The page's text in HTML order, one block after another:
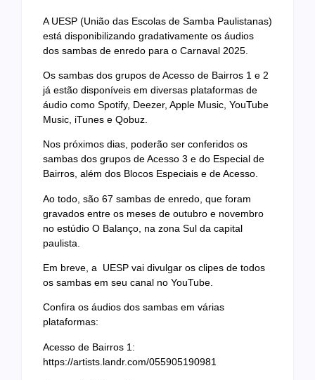
A UESP (União das Escolas de Samba Paulistanas)
está disponibilizando gradativamente os áudios
dos sambas de enredo para o Carnaval 2025.
Os sambas dos grupos de Acesso de Bairros 1 e 2
já estão disponíveis em diversas plataformas de
áudio como Spotify, Deezer, Apple Music, YouTube
Music, iTunes e Qobuz.
Nos próximos dias, poderão ser conferidos os
sambas dos grupos de Acesso 3 e do Especial de
Bairros, além dos Blocos Especiais e de Acesso.
Ao todo, são 67 sambas de enredo, que foram
gravados entre os meses de outubro e novembro
no estúdio O Balanço, na zona Sul da capital
paulista.
Em breve, a UESP vai divulgar os clipes de todos
os sambas em seu canal no YouTube.
Confira os áudios dos sambas em várias
plataformas:
Acesso de Bairros 1:
https://artists.landr.com/055905190981